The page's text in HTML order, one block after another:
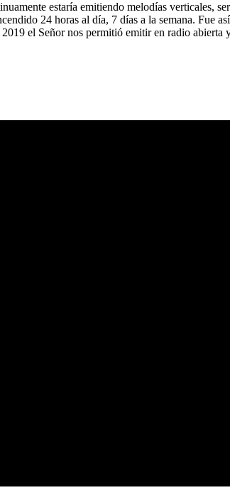
estaría emitiendo melodías verticales,
24 horas al día, 7 días a la semana.
el Señor nos permitió emitir en radio abierta